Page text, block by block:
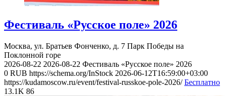
Фестиваль «Русское поле» 2026
Москва, ул. Братьев Фонченко, д. 7 Парк Победы на
Поклонной горе
2026-08-22 2026-08-22 Фестиваль «Русское поле» 2026
0 RUB https://schema.org/InStock 2026-06-12T16:59:00+03:00
https://kudamoscow.ru/event/festival-russkoe-pole-2026/ Бесплатно
13.1K 86